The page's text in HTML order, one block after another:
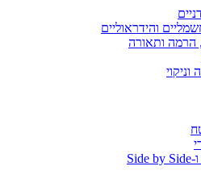
והידראוליים
הרמה ותאורה